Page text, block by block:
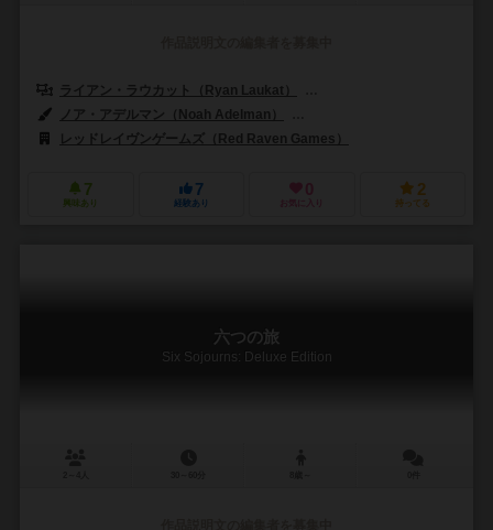
ライアン・ラウカット（Ryan Laukat）
ノア・アデルマン（Noah Adelman）
レッドレイヴンゲームズ（Red Raven Games）
7
興味あり
7
経験あり
0
お気に入り
2
持ってる
六つの旅
Six Sojourns: Deluxe Edition